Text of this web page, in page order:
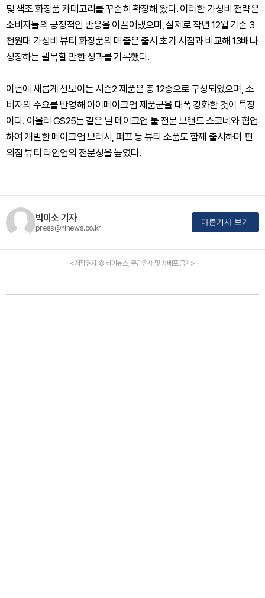
및 색조 화장품 카테고리를 꾸준히 확장해 왔다. 이러한 가성비 전략은
소비자들의 긍정적인 반응을 이끌어냈으며, 실제로 작년 12월 기준 3
천원대 가성비 뷰티 화장품의 매출은 출시 초기 시점과 비교해 13배나
성장하는 괄목할 만한 성과를 기록했다.
이번에 새롭게 선보이는 시즌2 제품은 총 12종으로 구성되었으며, 소
비자의 수요를 반영해 아이메이크업 제품군을 대폭 강화한 것이 특징
이다. 아울러 GS25는 같은 날 메이크업 툴 전문 브랜드 스코네와 협업
하여 개발한 메이크업 브러시, 퍼프 등 뷰티 소품도 함께 출시하며 편
의점 뷰티 라인업의 전문성을 높였다.
박미소 기자
press@hinews.co.kr
다른기사 보기
<저작권자 © 하이뉴스, 무단전재 및 재배포 금지>